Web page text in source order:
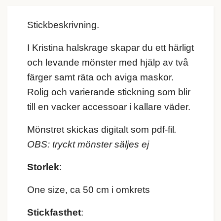
Stickbeskrivning.
I Kristina halskrage skapar du ett härligt
och levande mönster med hjälp av två
färger samt räta och aviga maskor.
Rolig och varierande stickning som blir
till en vacker accessoar i kallare väder.
Mönstret skickas digitalt som pdf-fil .
OBS: tryckt mönster säljes ej
Storlek:
One size, ca 50 cm i omkrets
Stickfasthet: